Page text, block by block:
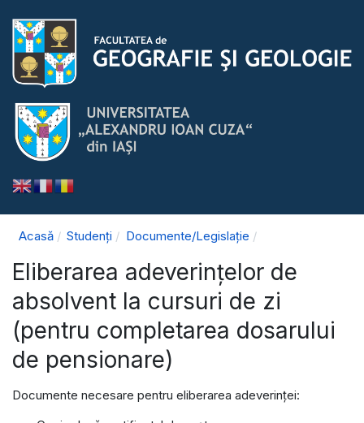
Acasă Studenți Documente/Legislație
Eliberarea adeverințelor de
absolvent la cursuri de zi
(pentru completarea dosarului
de pensionare)
Documente necesare pentru eliberarea adeverinţei: